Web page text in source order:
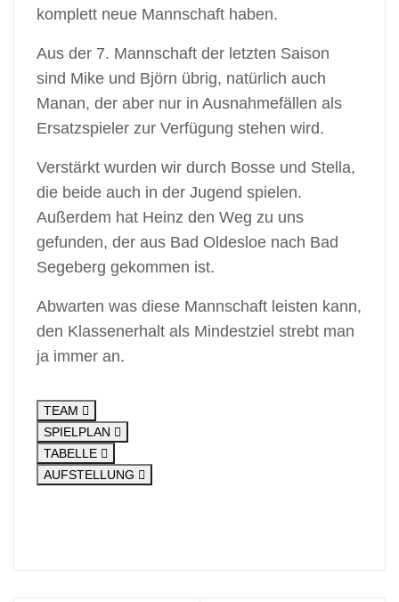
komplett neue Mannschaft haben.
Aus der 7. Mannschaft der letzten Saison
sind Mike und Björn übrig, natürlich auch
Manan, der aber nur in Ausnahmefällen als
Ersatzspieler zur Verfügung stehen wird.
Verstärkt wurden wir durch Bosse und Stella,
die beide auch in der Jugend spielen.
Außerdem hat Heinz den Weg zu uns
gefunden, der aus Bad Oldesloe nach Bad
Segeberg gekommen ist.
Abwarten was diese Mannschaft leisten kann,
den Klassenerhalt als Mindestziel strebt man
ja immer an.
TEAM
SPIELPLAN
TABELLE
AUFSTELLUNG